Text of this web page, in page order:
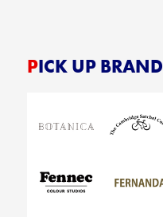
PICK UP BRAND